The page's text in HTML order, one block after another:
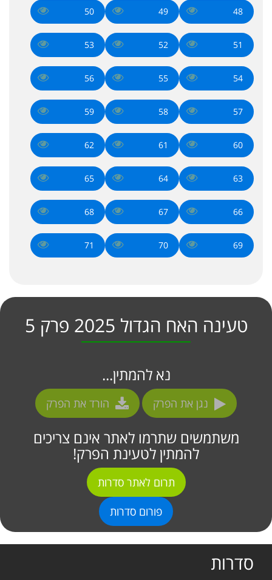
48
49
50
51
52
53
54
55
56
57
58
59
60
61
62
63
64
65
66
67
68
69
70
71
טעינה האח הגדול 2025 פרק 5
נא להמתין...
נגן את הפרק הורד את הפרק
משתמשים שתרמו לאתר אינם צריכים
להמתין לטעינת הפרק!
תרום לאתר סדרות
פורום סדרות
סדרות